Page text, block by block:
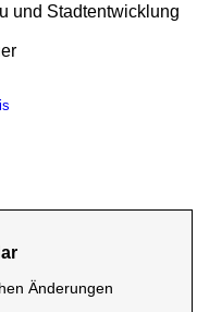
ab 01.04.2013
und Stadtentwicklung
Änderungen